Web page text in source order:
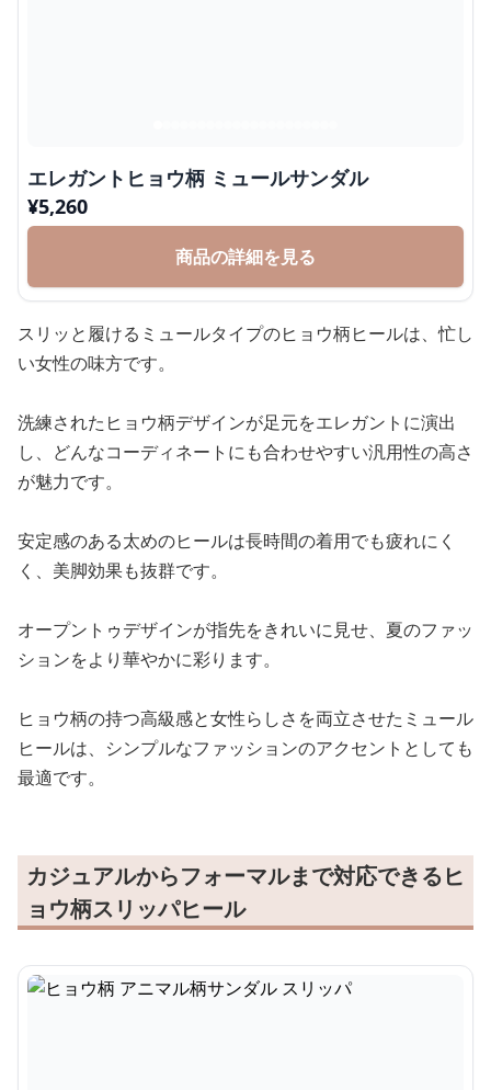
エレガントヒョウ柄 ミュールサンダル
¥5,260
商品の詳細を見る
スリッと履けるミュールタイプのヒョウ柄ヒールは、忙し
い女性の味方です。
洗練されたヒョウ柄デザインが足元をエレガントに演出
し、どんなコーディネートにも合わせやすい汎用性の高さ
が魅力です。
安定感のある太めのヒールは長時間の着用でも疲れにく
く、美脚効果も抜群です。
オープントゥデザインが指先をきれいに見せ、夏のファッ
ションをより華やかに彩ります。
ヒョウ柄の持つ高級感と女性らしさを両立させたミュール
ヒールは、シンプルなファッションのアクセントとしても
最適です。
カジュアルからフォーマルまで対応できるヒ
ョウ柄スリッパヒール